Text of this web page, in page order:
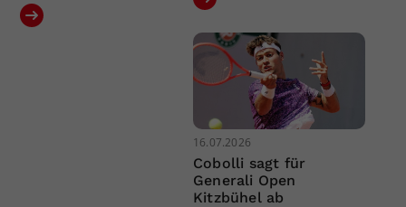
16.07.2026
Cobolli sagt für
Generali Open
Kitzbühel ab